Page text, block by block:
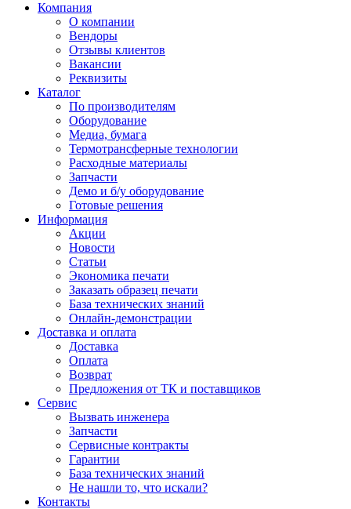
Компания
О компании
Вендоры
Отзывы клиентов
Вакансии
Реквизиты
Каталог
По производителям
Оборудование
Медиа, бумага
Термотрансферные технологии
Расходные материалы
Запчасти
Демо и б/у оборудование
Готовые решения
Информация
Акции
Новости
Статьи
Экономика печати
Заказать образец печати
База технических знаний
Онлайн-демонстрации
Доставка и оплата
Доставка
Оплата
Возврат
Предложения от ТК и поставщиков
Сервис
Вызвать инженера
Запчасти
Сервисные контракты
Гарантии
База технических знаний
Не нашли то, что искали?
Контакты